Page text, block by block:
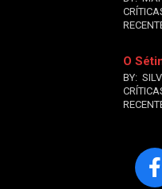
O
BY: